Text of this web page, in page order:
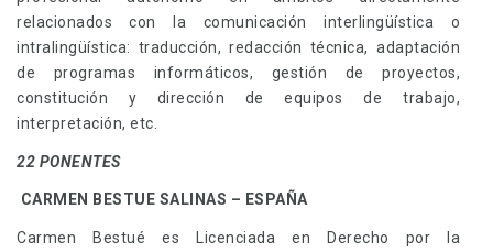
relacionados con la comunicación interlingüística o
intralingüística: traducción, redacción técnica, adaptación
de programas informáticos, gestión de proyectos,
constitución y dirección de equipos de trabajo,
interpretación, etc.
22 PONENTES
CARMEN BESTUE SALINAS – ESPAÑA
Carmen Bestué es Licenciada en Derecho por la